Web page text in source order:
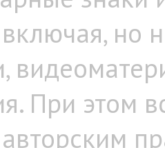
но
При этом